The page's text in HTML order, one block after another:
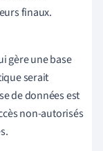
finaux.
gère une base
serait
de données est
non-autorisés